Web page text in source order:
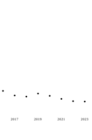
2017 2019 2021 2023